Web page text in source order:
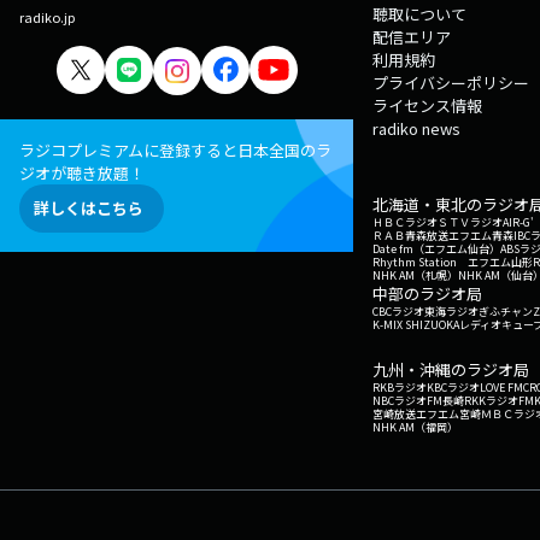
radiko.jp
ラジコプレミアムに登録すると日本全国のラ
ジオが聴き放題！
詳しくはこちら
聴取について
配信エリア
利用規約
プライバシーポリシー
ライセンス情報
radiko news
北海道・東北のラジオ
ＨＢＣラジオＳＴＶラジオAIR-G'
ＲＡＢ青森放送エフエム青森IBC
Date fm（エフエム仙台） ABSラ
Rhythm Station エフエム山形
NHK AM（札幌） NHK AM（仙台
中部のラジオ局
CBCラジオ東海ラジオぎふチャン
K-MIX SHIZUOKAレディオキュー
九州・沖縄のラジオ局
RKBラジオKBCラジオLOVE FM
NBCラジオFM長崎RKKラジオ
宮崎放送エフエム宮崎ＭＢＣラジ
NHK AM（福岡）